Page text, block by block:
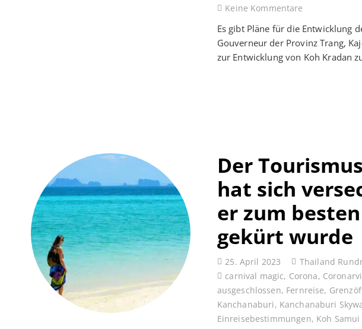
Keine Kommentare
Es gibt Pläne für die Entwicklung
Gouverneur der Provinz Trang,
zur Entwicklung von Koh Kradan
Der
hat sich
er zum
gekürt wurde
25. April 2023 Thailand
carnival magic, Corona,
ausgeschlossen, Fernreise,
Kanchanaburi, Kanchanaburi
Einreisebestimmungen, Koh Samui